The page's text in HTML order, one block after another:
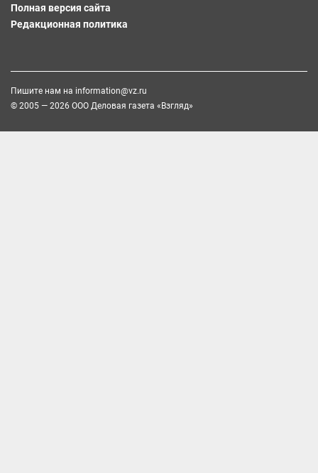
Полная версия сайта
Редакционная политика
Пишите нам на information@vz.ru
© 2005 — 2026 ООО Деловая газета «Взгляд»